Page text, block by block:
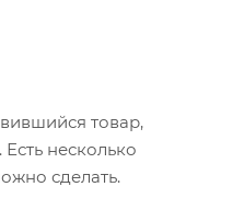
товар,
несколько
сделать.